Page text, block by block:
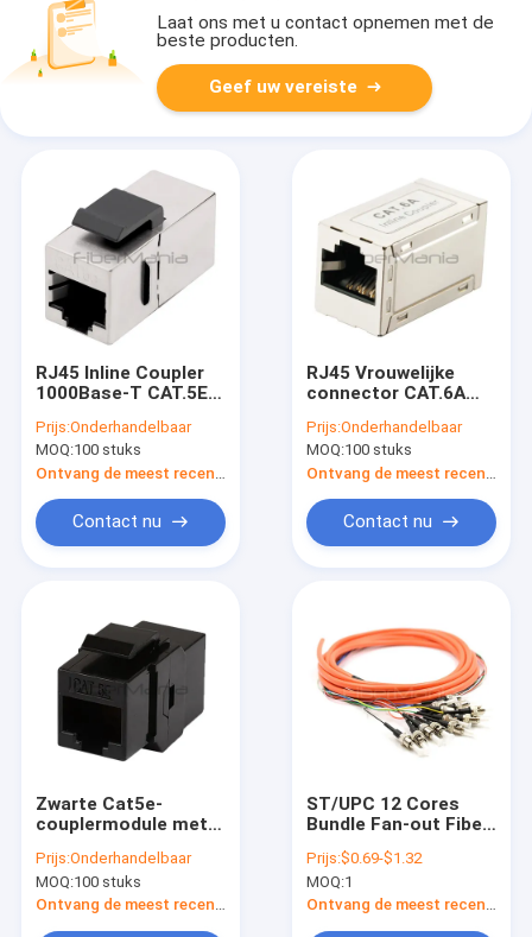
Laat ons met u contact opnemen met de
beste producten.
Geef uw vereiste
RJ45 Inline Coupler
1000Base-T CAT.5E
Female Insert Inline
Coupler
Prijs:Onderhandelbaar
MOQ:100 stuks
Contact nu
RJ45 Vrouwelijke
connector CAT.6A
Shielded Inline
Coupler Ethernet
Cable Extender voor
ondersteuning van
1000Base-T-
gegevenssnelheid
Prijs:Onderhandelbaar
MOQ:100 stuks
Contact nu
Zwarte Cat5e-
couplermodule met
1000Base-T-
gegevenssnelheid
Inline Keystone type
Prijs:Onderhandelbaar
MOQ:100 stuks
Ontvang de meest recente Prijs
ST/UPC 12 Cores
Bundle Fan-out Fiber
Multimode
62.5/125um, Oranje
Jacket
Prijs:$0.69-$1.32
MOQ:1
Ontvang de meest recente Prijs